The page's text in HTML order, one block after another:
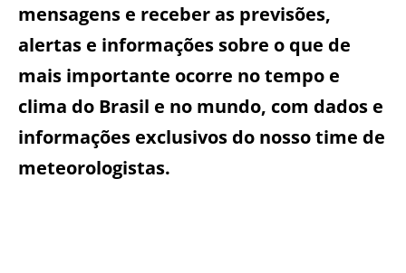
mensagens e receber as previsões,
alertas e informações sobre o que de
mais importante ocorre no tempo e
clima do Brasil e no mundo, com dados e
informações exclusivos do nosso time de
meteorologistas.